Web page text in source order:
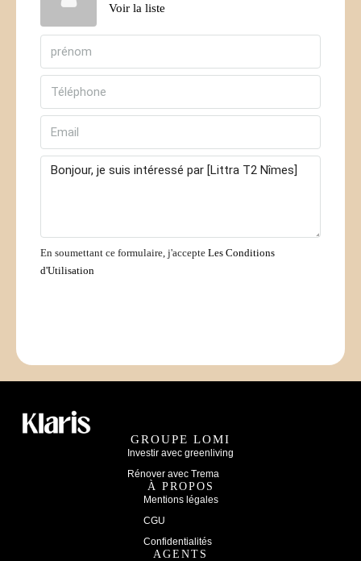
Voir la liste
En soumettant ce formulaire, j'accepte Les Conditions
d'Utilisation
GROUPE LOMI
Investir avec greenliving
Rénover avec Trema
À PROPOS
Mentions légales
CGU
Confidentialités
AGENTS